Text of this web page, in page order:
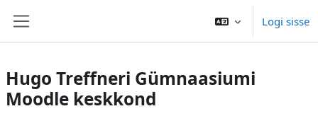
Logi sisse
Hugo Treffneri Gümnaasiumi
Moodle keskkond